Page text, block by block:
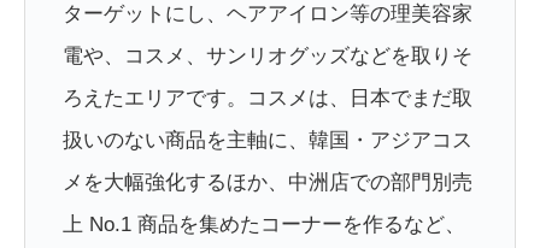
ターゲットにし、ヘアアイロン等の理美容家
電や、コスメ、サンリオグッズなどを取りそ
ろえたエリアです。コスメは、日本でまだ取
扱いのない商品を主軸に、韓国・アジアコス
メを大幅強化するほか、中洲店での部門別売
上 No.1 商品を集めたコーナーを作るなど、